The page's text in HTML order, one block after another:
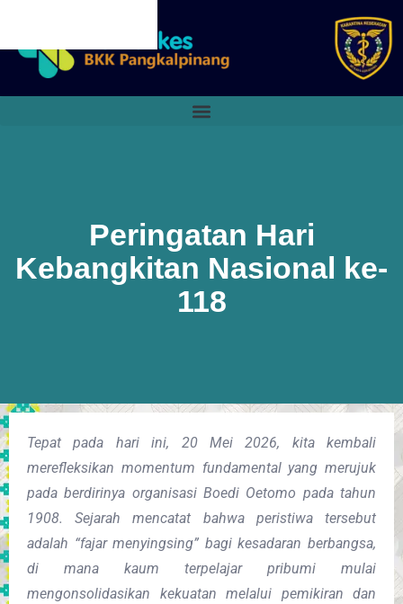
Peringatan Hari
Kebangkitan Nasional ke-
118
Tepat pada hari ini, 20 Mei 2026, kita kembali
merefleksikan momentum fundamental yang merujuk
pada berdirinya organisasi Boedi Oetomo pada tahun
1908. Sejarah mencatat bahwa peristiwa tersebut
adalah “fajar menyingsing” bagi kesadaran berbangsa,
di mana kaum terpelajar pribumi mulai
mengonsolidasikan kekuatan melalui pemikiran dan